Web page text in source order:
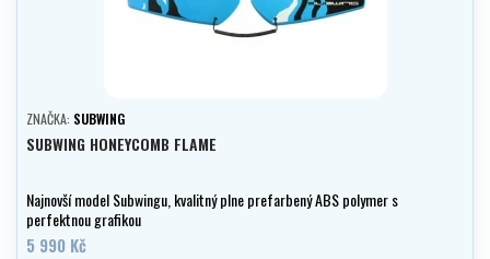
ZNAČKA: SUBWING
SUBWING HONEYCOMB FLAME
Najnovší model Subwingu, kvalitný plne prefarbený ABS polymer s
perfektnou grafikou
5 990 Kč